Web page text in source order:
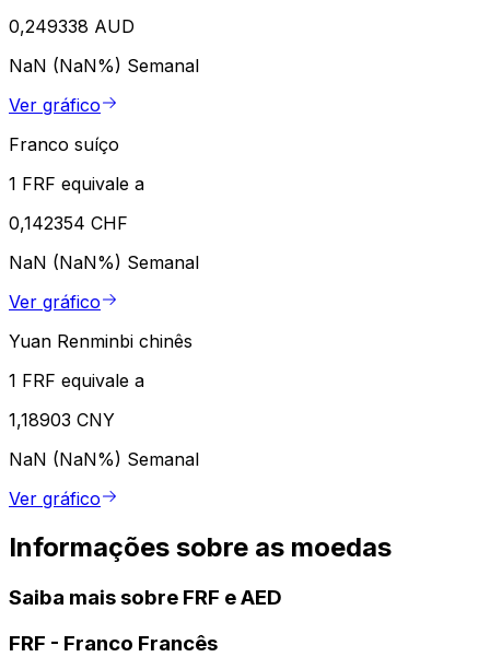
0,249338 AUD
NaN (NaN%) Semanal
Ver gráfico
Franco suíço
1 FRF equivale a
0,142354 CHF
NaN (NaN%) Semanal
Ver gráfico
Yuan Renminbi chinês
1 FRF equivale a
1,18903 CNY
NaN (NaN%) Semanal
Ver gráfico
Informações sobre as moedas
Saiba mais sobre FRF e AED
FRF - Franco Francês